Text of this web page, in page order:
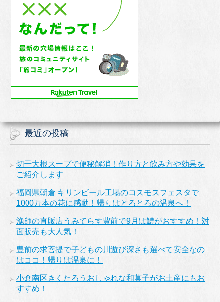
最近の投稿
切干大根スープで便秘解消！作り方と飲み方や効果を
ご紹介します
福岡県朝倉 キリンビール工場のコスモスフェスタで
1000万本の花に感動！帰りはとろとろの温泉へ！
漁師の直販店うみてらす豊前で9月は鱧がおすすめ！対
面販売も大人気！
豊前の求菩提で子どもの川遊び深さも選べて安全なの
はココ！帰りは温泉に！
小倉南区きくたろうおしゃれな和菓子がお土産にもお
すすめ！